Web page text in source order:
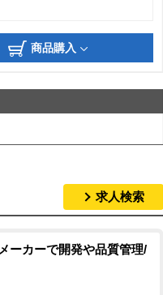
商品購入
求人検索
ーカーで開発や品質管理/